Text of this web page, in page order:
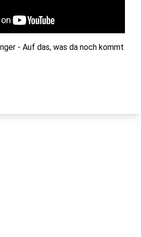
- Auf das, was da noch kommt